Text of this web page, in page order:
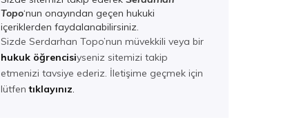
Topo‘nun onayından geçen hukuki
içeriklerden faydalanabilirsiniz.
Sizde Serdarhan Topo’nun müvekkili veya bir
hukuk öğrencisiyseniz sitemizi takip
etmenizi tavsiye ederiz. İletişime geçmek için
lütfentıklayınız.